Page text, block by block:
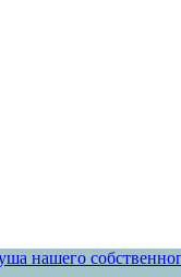
нашего